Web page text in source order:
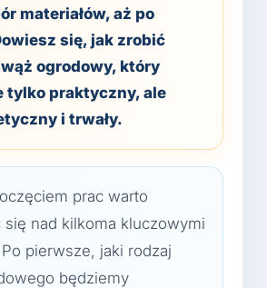
materiałów, aż po
się, jak zrobić
ogrodowy, który
tylko praktyczny, ale
i trwały.
prac warto
się nad kilkoma kluczowymi
pierwsze, jaki rodzaj
będziemy